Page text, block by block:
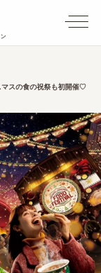
マスの食の祝祭も初開催♡